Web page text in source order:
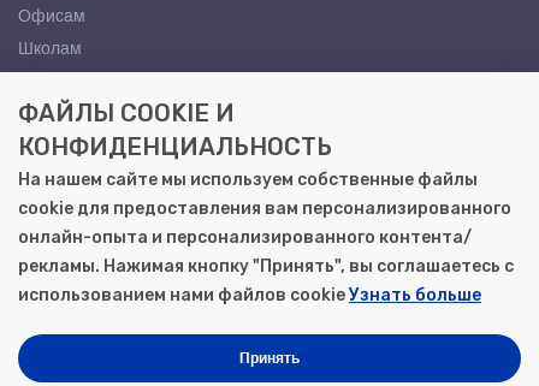
Офисам
Школам
КОНТАКТЫ
Саратов, ул. Осипова, 10А
+7 (8452) 72-65-65
gemera@moya-kniga.ru
Моя книга | Сеть книжных магазинов в Саратове
ФАЙЛЫ COOKIE И
КОНФИДЕНЦИАЛЬНОСТЬ
На нашем сайте мы используем собственные файлы
cookie для предоставления вам персонализированного
онлайн-опыта и персонализированного контента/
рекламы. Нажимая кнопку "Принять", вы соглашаетесь с
использованием нами файлов cookieУзнать больше
Принять